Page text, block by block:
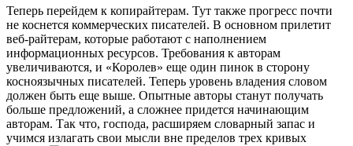
Теперь перейдем к копирайтерам. Тут также прогресс почти
не коснется коммерческих писателей. В основном прилетит
веб-райтерам, которые работают с наполнением
информационных ресурсов. Требования к авторам
увеличиваются, и «Королев» еще один пинок в сторону
косноязычных писателей. Теперь уровень владения словом
должен быть еще выше. Опытные авторы станут получать
больше предложений, а сложнее придется начинающим
авторам. Так что, господа, расширяем словарный запас и
учимся излагать свои мысли вне пределов трех кривых